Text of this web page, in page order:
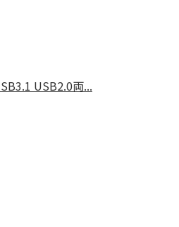
USB2.0両...